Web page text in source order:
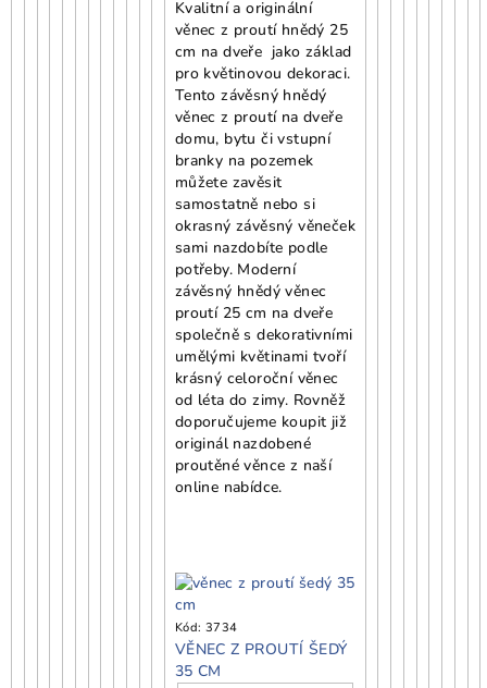
Kvalitní a originální
věnec z proutí hnědý 25
cm na dveře jako základ
pro květinovou dekoraci.
Tento závěsný hnědý
věnec z proutí na dveře
domu, bytu či vstupní
branky na pozemek
můžete zavěsit
samostatně nebo si
okrasný závěsný věneček
sami nazdobíte podle
potřeby. Moderní
závěsný hnědý věnec
proutí 25 cm na dveře
společně s dekorativními
umělými květinami tvoří
krásný celoroční věnec
od léta do zimy. Rovněž
doporučujeme koupit již
originál nazdobené
proutěné věnce z naší
online nabídce.
Kód: 3734
VĚNEC Z PROUTÍ ŠEDÝ
35 CM